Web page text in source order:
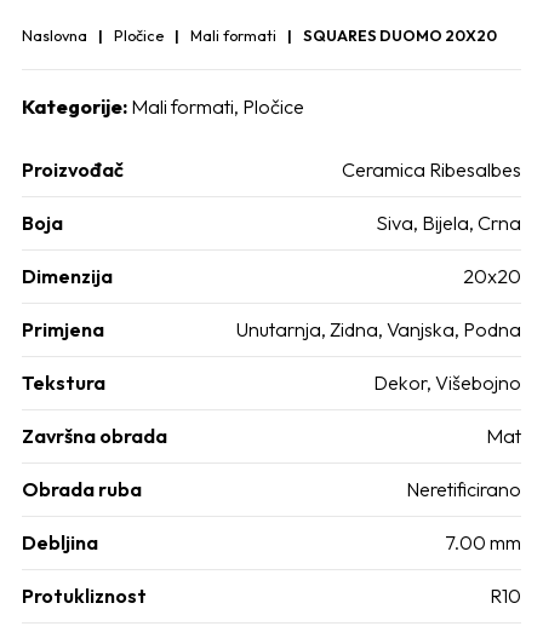
Naslovna Pločice Mali formati SQUARES DUOMO 20X20
Kategorije: Mali formati, Pločice
Proizvođač Ceramica Ribesalbes
Boja Siva, Bijela, Crna
Dimenzija 20x20
Primjena Unutarnja, Zidna, Vanjska, Podna
Tekstura Dekor, Višebojno
Završna obrada Mat
Obrada ruba Neretificirano
Debljina 7.00 mm
Protukliznost R10